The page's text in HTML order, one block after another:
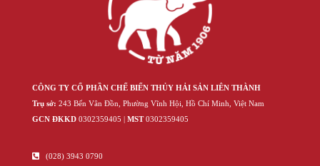
CÔNG TY CỔ PHẦN CHẾ BIẾN THỦY HẢI SẢN LIÊN THÀNH
Trụ sở: 243 Bến Vân Đồn, Phường Vĩnh Hội, Hồ Chí Minh, Việt Nam
GCN ĐKKD ‍030‍2359405 | MST‍030‍2359405
(028) 3943 0790